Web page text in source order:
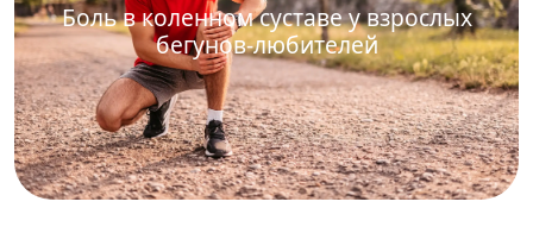
Боль в коленном суставе у взрослых
бегунов-любителей